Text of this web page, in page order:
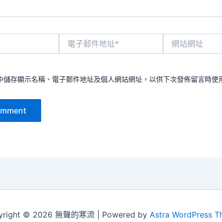
地
儲存顯示名稱、電子郵件地址及個人網站網址，以供下次發佈留言時使
© 2026 無聲的寒流 | Powered by Astra WordPress